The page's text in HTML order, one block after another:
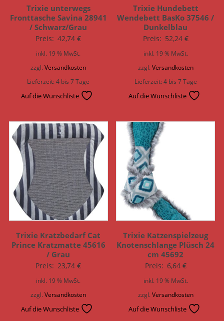
Trixie unterwegs
Fronttasche Savina 28941
/ Schwarz/Grau
Preis: 42,74€
inkl. 19 % MwSt.
zzgl.Versandkosten
Lieferzeit:4 bis 7 Tage
Auf die Wunschliste
Trixie Hundebett
Wendebett BasKo 37546 /
Dunkelblau
Preis: 52,24 €
inkl. 19 % MwSt.
zzgl. Versandkosten
Lieferzeit:4 bis 7 Tage
Auf die Wunschliste
Trixie Kratzbedarf Cat
Prince Kratzmatte 45616
/ Grau
Preis: 23,74€
inkl. 19 % MwSt.
zzgl.Versandkosten
Auf die Wunschliste
Trixie Katzenspielzeug
Knotenschlange Plüsch 24
cm 45692
Preis: 6,64 €
inkl. 19 % MwSt.
zzgl. Versandkosten
Auf die Wunschliste